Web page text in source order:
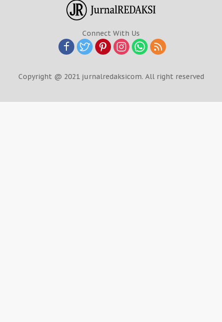
Connect With Us
Copyright @ 2021 jurnalredaksicom. All right reserved